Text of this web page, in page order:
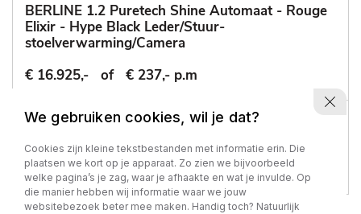
BERLINE 1.2 Puretech Shine Automaat - Rouge
Elixir - Hype Black Leder/Stuur-
stoelverwarming/Camera
€ 16.925,-
of € 237,- p.m
77.218 km-2022
Automaat - Benzine
We gebruiken cookies, wil je dat?
Cookies zijn kleine tekstbestanden met informatie erin. Die
plaatsen we kort op je apparaat. Zo zien we bijvoorbeeld
welke pagina’s je zag, waar je afhaakte en wat je invulde. Op
die manier hebben wij informatie waar we jouw
websitebezoek beter mee maken. Handig toch? Natuurlijk